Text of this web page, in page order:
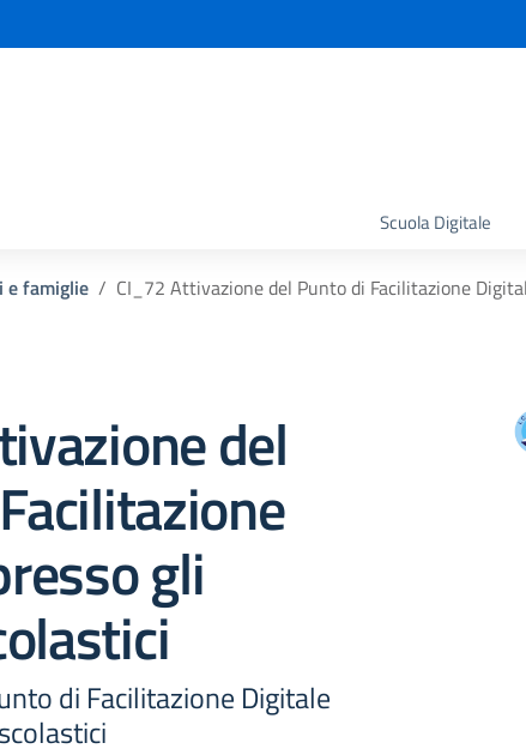
Scuola Digitale
e famiglie CI_72 Attivazione del Punto di Facilitazione
del
gli
di Facilitazione Digitale